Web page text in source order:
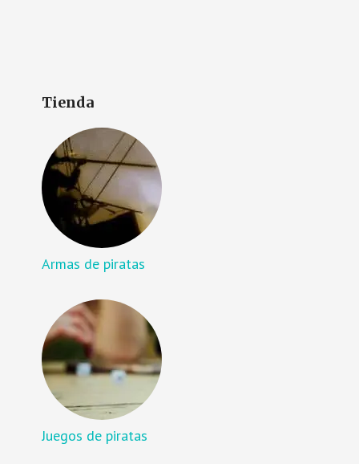
Tienda
Armas de piratas
Juegos de piratas